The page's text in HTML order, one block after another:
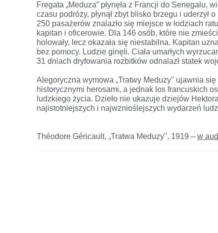
Fregata „Meduza” płynęła z Francji do Senegalu,
czasu podróży, płynął zbyt blisko brzegu i uderzył
250 pasażerów znalazło się miejsce w łodziach
kapitan i oficerowie. Dla 146 osób, które nie
holowały, lecz okazała się niestabilna. Kapitan
bez pomocy. Ludzie ginęli. Ciała umarłych
31 dniach dryfowania rozbitków odnalazł statek
Alegoryczna wymowa „Tratwy Meduzy" ujawnia
historycznymi herosami, a jednak los francuskich
ludzkiego życia. Dzieło nie ukazuje dziejów
najistotniejszych i najwznioślejszych wydarzeń
Théodore Géricault, „Tratwa Meduzy", 1919 – w